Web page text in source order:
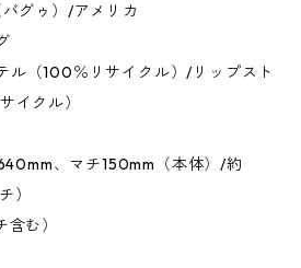
グゥ）/アメリカ
ル（100％リサイクル）/リップスト
イクル）
、マチ150mm（本体）/約
）
む）